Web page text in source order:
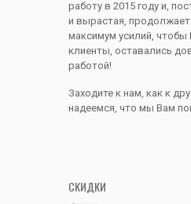
работу в 2015 году и,
и вырастая, продолжает
максимум усилий,
клиенты, оставались
работой!
Заходите к нам, как к
надеемся, что мы Вам
СКИДКИ